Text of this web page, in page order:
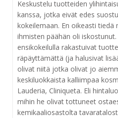
Keskustelu tuotteiden
kanssa, jotka eivät edes
kokeilemaan. En oikeasti
ihmisten päähän oli
ensikokeilulla rakastuivat
räpäyttämättä (ja halusivat
olivat niitä jotka olivat jo
keskiluokkaista kalliimpaa
Lauderia, Cliniqueta. Eli
mihin he olivat tottuneet
kemikaaliosastolta